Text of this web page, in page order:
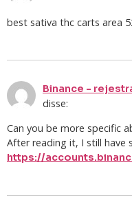
best sativa thc carts area
Binance -
disse:
Can you be more specific
After reading it, I still have
https://